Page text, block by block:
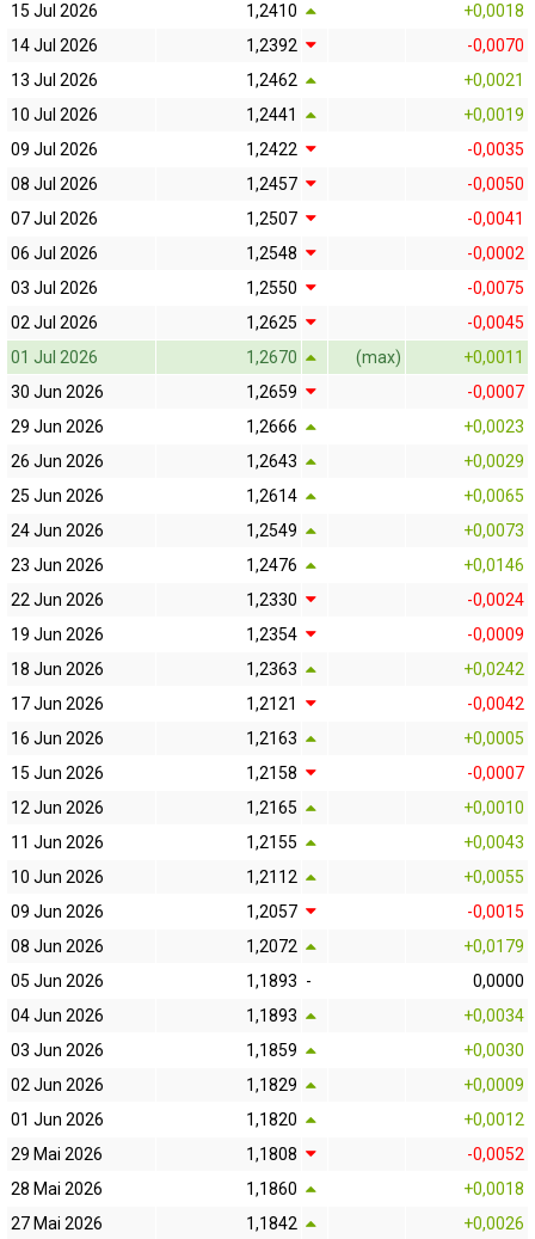
15 Jul 2026
1,2410
+0,0018
14 Jul 2026
1,2392
-0,0070
13 Jul 2026
1,2462
+0,0021
10 Jul 2026
1,2441
+0,0019
09 Jul 2026
1,2422
-0,0035
08 Jul 2026
1,2457
-0,0050
07 Jul 2026
1,2507
-0,0041
06 Jul 2026
1,2548
-0,0002
03 Jul 2026
1,2550
-0,0075
02 Jul 2026
1,2625
-0,0045
01 Jul 2026
1,2670 (max)
+0,0011
30 Jun 2026
1,2659
-0,0007
29 Jun 2026
1,2666
+0,0023
26 Jun 2026
1,2643
+0,0029
25 Jun 2026
1,2614
+0,0065
24 Jun 2026
1,2549
+0,0073
23 Jun 2026
1,2476
+0,0146
22 Jun 2026
1,2330
-0,0024
19 Jun 2026
1,2354
-0,0009
18 Jun 2026
1,2363
+0,0242
17 Jun 2026
1,2121
-0,0042
16 Jun 2026
1,2163
+0,0005
15 Jun 2026
1,2158
-0,0007
12 Jun 2026
1,2165
+0,0010
11 Jun 2026
1,2155
+0,0043
10 Jun 2026
1,2112
+0,0055
09 Jun 2026
1,2057
-0,0015
08 Jun 2026
1,2072
+0,0179
05 Jun 2026
1,1893 -
0,0000
04 Jun 2026
1,1893
+0,0034
03 Jun 2026
1,1859
+0,0030
02 Jun 2026
1,1829
+0,0009
01 Jun 2026
1,1820
+0,0012
29 Mai 2026
1,1808
-0,0052
28 Mai 2026
1,1860
+0,0018
27 Mai 2026
1,1842 +0,0026